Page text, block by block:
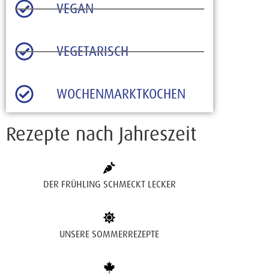
VEGAN
VEGETARISCH
WOCHENMARKTKOCHEN
Rezepte nach Jahreszeit
DER FRÜHLING SCHMECKT LECKER
UNSERE SOMMERREZEPTE